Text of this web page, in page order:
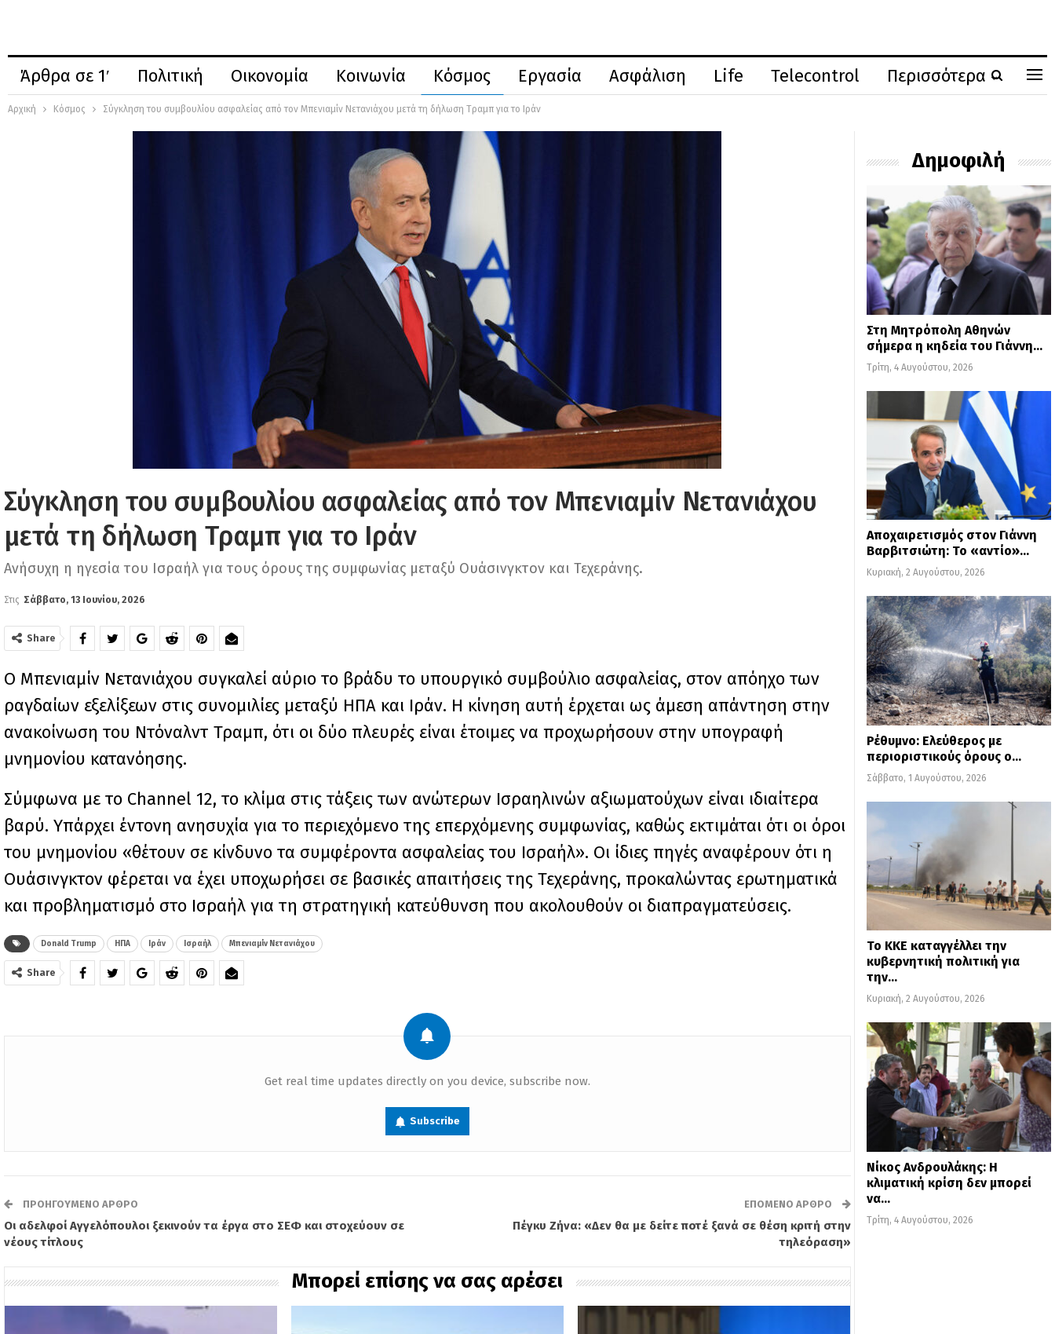
Άρθρα σε 1′ Πολιτική Οικονομία Κοινωνία Κόσμος Εργασία Ασφάλιση Life Telecontrol Περισσότερα
Αρχική Κόσμος Σύγκληση του συμβουλίου ασφαλείας από τον Μπενιαμίν Νετανιάχου μετά τη δήλωση Τραμπ για το Ιράν
Σύγκληση του συμβουλίου ασφαλείας από τον Μπενιαμίν Νετανιάχου
μετά τη δήλωση Τραμπ για το Ιράν
Ανήσυχη η ηγεσία του Ισραήλ για τους όρους της συμφωνίας μεταξύ Ουάσινγκτον και Τεχεράνης.
Στις Σάββατο, 13 Ιουνίου, 2026
Share
Ο Μπενιαμίν Νετανιάχου συγκαλεί αύριο το βράδυ το υπουργικό συμβούλιο ασφαλείας, στον απόηχο των
ραγδαίων εξελίξεων στις συνομιλίες μεταξύ ΗΠΑ και Ιράν. Η κίνηση αυτή έρχεται ως άμεση απάντηση στην
ανακοίνωση του Ντόναλντ Τραμπ, ότι οι δύο πλευρές είναι έτοιμες να προχωρήσουν στην υπογραφή
μνημονίου κατανόησης.
Σύμφωνα με το Channel 12, το κλίμα στις τάξεις των ανώτερων Ισραηλινών αξιωματούχων είναι ιδιαίτερα
βαρύ. Υπάρχει έντονη ανησυχία για το περιεχόμενο της επερχόμενης συμφωνίας, καθώς εκτιμάται ότι οι όροι
του μνημονίου «θέτουν σε κίνδυνο τα συμφέροντα ασφαλείας του Ισραήλ». Οι ίδιες πηγές αναφέρουν ότι η
Ουάσινγκτον φέρεται να έχει υποχωρήσει σε βασικές απαιτήσεις της Τεχεράνης, προκαλώντας ερωτηματικά
και προβληματισμό στο Ισραήλ για τη στρατηγική κατεύθυνση που ακολουθούν οι διαπραγματεύσεις.
Donald Trump ΗΠΑ Ιράν Ισραήλ Μπενιαμίν Νετανιάχου
Share
Get real time updates directly on you device, subscribe now.
Subscribe
ΠΡΟΗΓΟΎΜΕΝΟ ΆΡΘΡΟ
Οι αδελφοί Αγγελόπουλοι ξεκινούν τα έργα στο ΣΕΦ και στοχεύουν σε
νέους τίτλους
ΕΠΌΜΕΝΟ ΆΡΘΡΟ
Πέγκυ Ζήνα: «Δεν θα με δείτε ποτέ ξανά σε θέση κριτή στην
τηλεόραση»
Μπορεί επίσης να σας αρέσει
Δημοφιλή
Στη Μητρόπολη Αθηνών
σήμερα η κηδεία του Γιάννη…
Τρίτη, 4 Αυγούστου, 2026
Αποχαιρετισμός στον Γιάννη
Βαρβιτσιώτη: Το «αντίο»…
Κυριακή, 2 Αυγούστου, 2026
Ρέθυμνο: Ελεύθερος με
περιοριστικούς όρους ο…
Σάββατο, 1 Αυγούστου, 2026
Το ΚΚΕ καταγγέλλει την
κυβερνητική πολιτική για
την…
Κυριακή, 2 Αυγούστου, 2026
Νίκος Ανδρουλάκης: Η
κλιματική κρίση δεν μπορεί
να…
Τρίτη, 4 Αυγούστου, 2026